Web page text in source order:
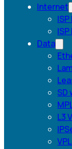
Internet
Data
SD
L3